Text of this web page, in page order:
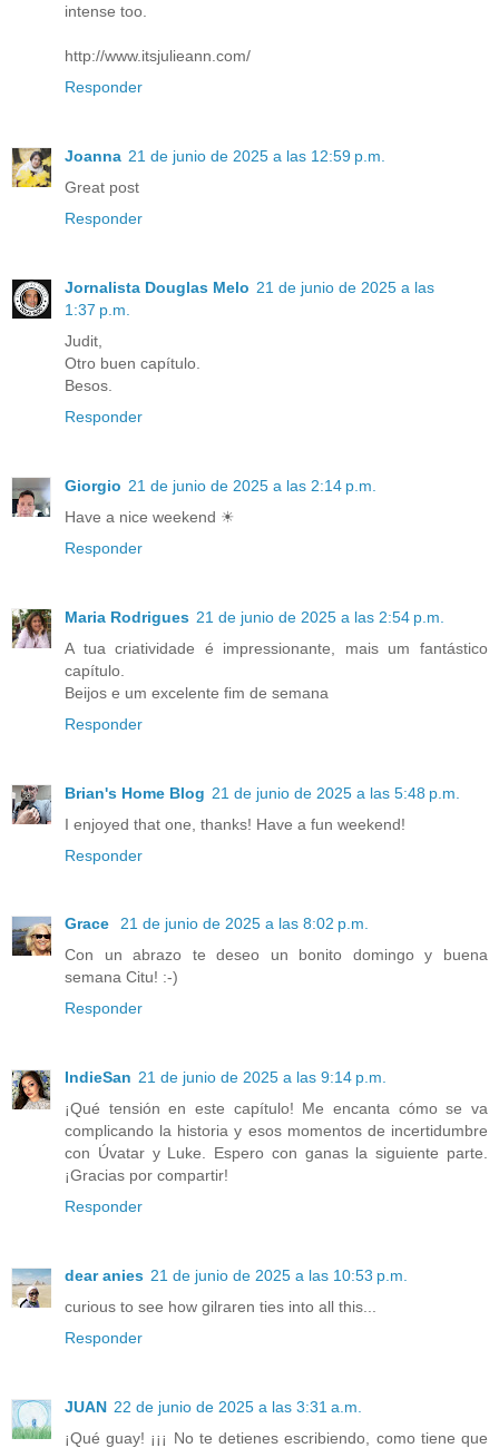
intense too.
http://www.itsjulieann.com/
Responder
Joanna 21 de junio de 2025 a las 12:59 p.m.
Great post
Responder
Jornalista Douglas Melo 21 de junio de 2025 a las
1:37 p.m.
Judit,
Otro buen capítulo.
Besos.
Responder
Giorgio 21 de junio de 2025 a las 2:14 p.m.
Have a nice weekend ☀
Responder
Maria Rodrigues 21 de junio de 2025 a las 2:54 p.m.
A tua criatividade é impressionante, mais um fantástico
capítulo.
Beijos e um excelente fim de semana
Responder
Brian's Home Blog 21 de junio de 2025 a las 5:48 p.m.
I enjoyed that one, thanks! Have a fun weekend!
Responder
Grace
21 de junio de 2025 a las 8:02 p.m.
Con un abrazo te deseo un bonito domingo y buena
semana Citu! :-)
Responder
IndieSan 21 de junio de 2025 a las 9:14 p.m.
¡Qué tensión en este capítulo! Me encanta cómo se va
complicando la historia y esos momentos de incertidumbre
con Úvatar y Luke. Espero con ganas la siguiente parte.
¡Gracias por compartir!
Responder
dear anies 21 de junio de 2025 a las 10:53 p.m.
curious to see how gilraren ties into all this...
Responder
JUAN 22 de junio de 2025 a las 3:31 a.m.
¡Qué guay! ¡¡¡ No te detienes escribiendo, como tiene que